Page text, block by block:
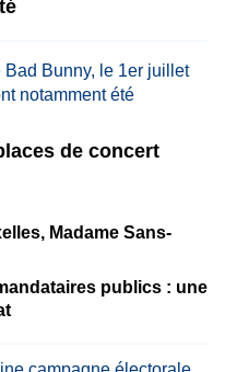
de concert
Madame Sans-
publics : une